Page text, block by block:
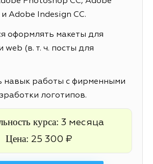
Adobe Indesign CC.
оформлять макеты для
web (в. т. ч. посты для
навык работы с фирменными
логотипов.
курса: 3 месяца
Цена: 25 300 ₽